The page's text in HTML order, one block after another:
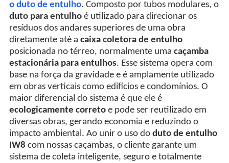
o duto de entulho. Composto por tubos modulares, o
duto para entulhoé utilizado para direcionar os
resíduos dos andares superiores de uma obra
diretamente até a caixa coletora de entulho
posicionada no térreo, normalmente uma caçamba
estacionária para entulhos. Esse sistema opera com
base na força da gravidade e é amplamente utilizado
em obras verticais como edifícios e condomínios. O
maior diferencial do sistema é que ele é
ecologicamente corretoe pode ser reutilizado em
diversas obras, gerando economia e reduzindo o
impacto ambiental. Ao unir o uso do duto de entulho
IW8 com nossas caçambas, o cliente garante um
sistema de coleta inteligente, seguro e totalmente